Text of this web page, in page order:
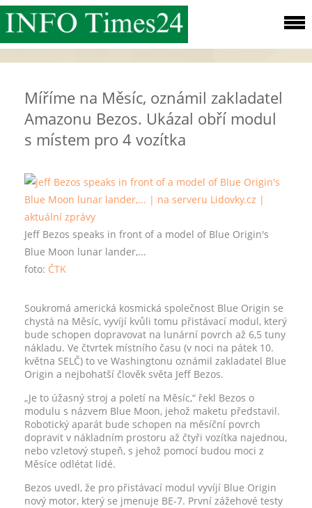
Míříme na Měsíc, oznámil zakladatel
Amazonu Bezos. Ukázal obří modul
s místem pro 4 vozítka
Jeff Bezos speaks in front of a model of Blue Origin's
Blue Moon lunar lander,...
foto: ČTK
Soukromá americká kosmická společnost Blue Origin se
chystá na Měsíc, vyvíjí kvůli tomu přistávací modul, který
bude schopen dopravovat na lunární povrch až 6,5 tuny
nákladu. Ve čtvrtek místního času (v noci na pátek 10.
května SELČ) to ve Washingtonu oznámil zakladatel Blue
Origin a nejbohatší člověk světa Jeff Bezos.
„Je to úžasný stroj a poletí na Měsíc,“ řekl Bezos o
modulu s názvem Blue Moon, jehož maketu představil.
Robotický aparát bude schopen na měsíční povrch
dopravit v nákladním prostoru až čtyři vozítka najednou,
nebo vzletový stupeň, s jehož pomocí budou moci z
Měsíce odlétat lidé.
Bezos uvedl, že pro přistávací modul vyvíjí Blue Origin
nový motor, který se jmenuje BE-7. První zážehové testy